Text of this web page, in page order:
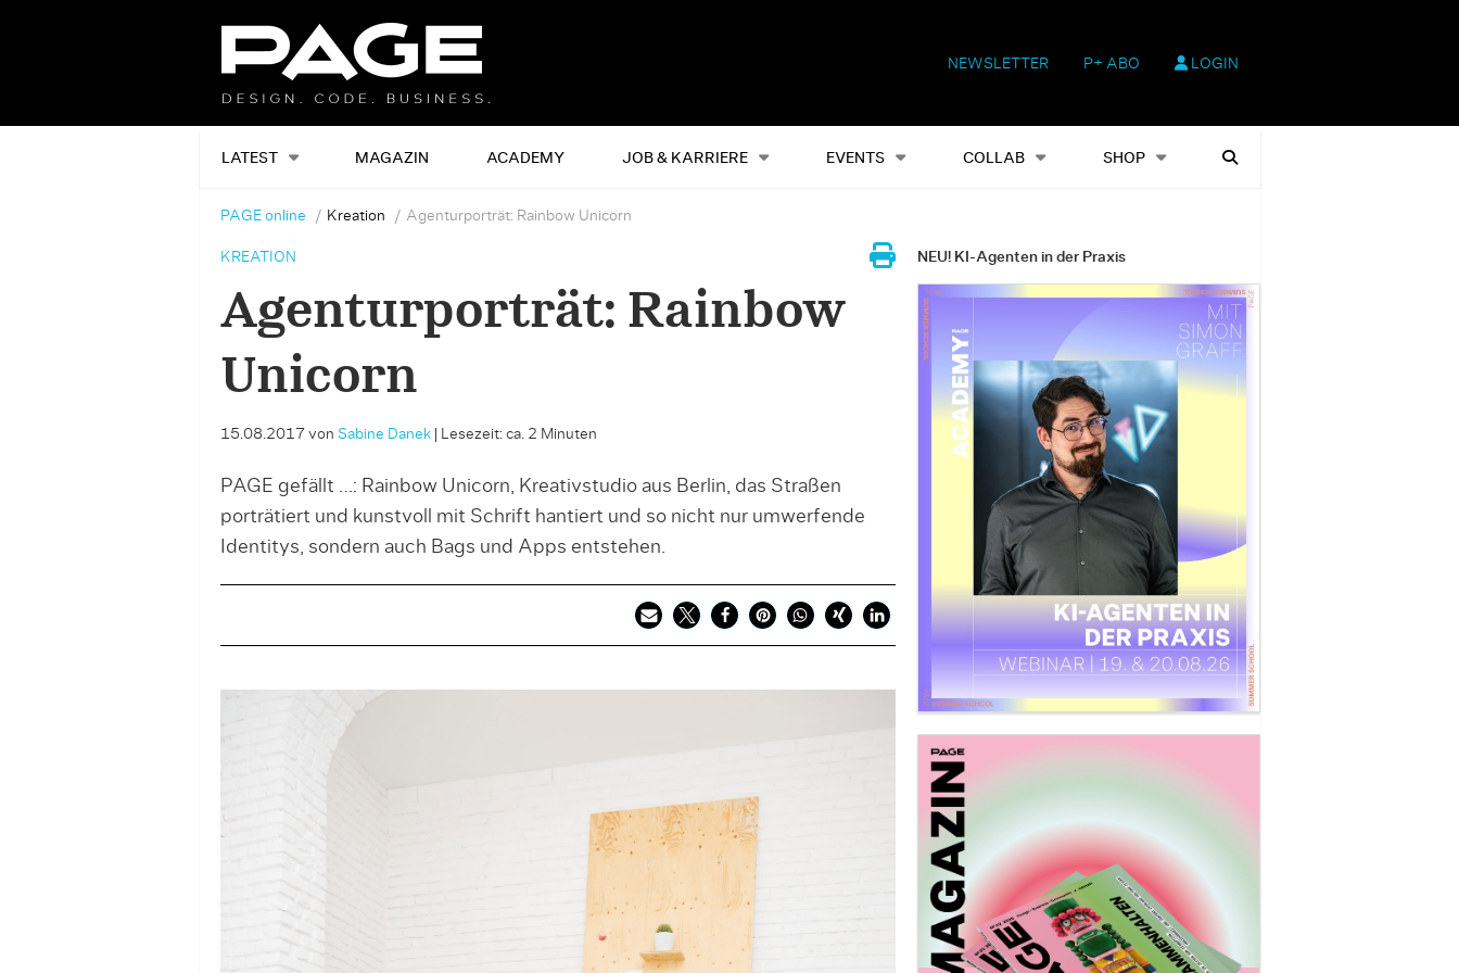
NEWSLETTER P+ ABO LOGIN
LATEST MAGAZIN ACADEMY JOB & KARRIERE EVENTS COLLAB SHOP
Alles Events Shop Heftausgaben Suchen
PAGE online Kreation Agenturporträt: Rainbow Unicorn
KREATION
Agenturporträt: Rainbow
Unicorn
15.08.2017 von Sabine Danek| Lesezeit: ca. 2 Minuten
PAGE gefällt …: Rainbow Unicorn, Kreativstudio aus Berlin, das Straßen
porträtiert und kunstvoll mit Schrift hantiert und so nicht nur umwerfende
Identitys, sondern auch Bags und Apps entstehen.
NEU! KI-Agenten in der Praxis